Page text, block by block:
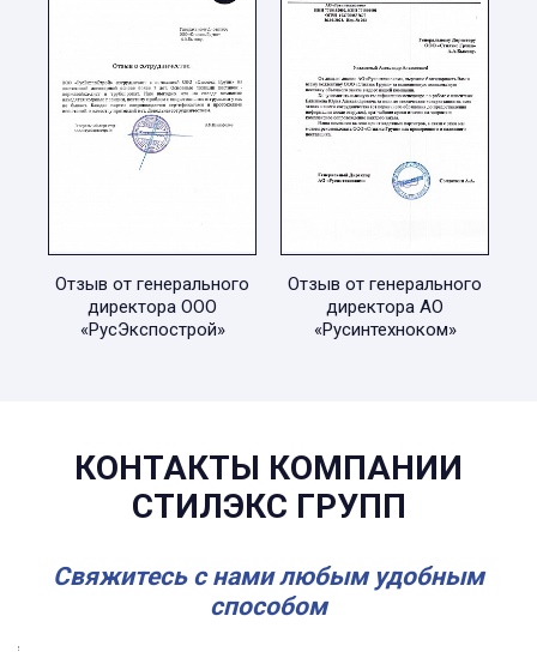
Отзыв от генерального
директора ООО
«РусЭкспострой»
Отзыв от генерального
директора АО
«Русинтехноком»
КОНТАКТЫ КОМПАНИИ
СТИЛЭКС ГРУПП
Свяжитесь с нами любым удобным
способом